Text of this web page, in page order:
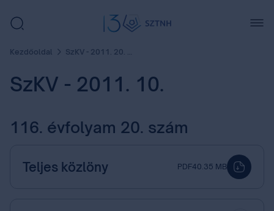
Kezdőoldal SzKV - 2011. 20. szám
SzKV - 2011. 10.
116. évfolyam 20. szám
Teljes közlöny PDF40.35 MB